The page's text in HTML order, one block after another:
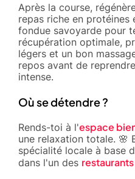
Après la course,
repas riche en protéines
fondue savoyarde pour
récupération optimale,
légers et un bon
repos avant de
intense.
Où se détendre ?
Rends-toi à l'espace
une relaxation totale. 🌸
spécialité locale à base
dans l'un des